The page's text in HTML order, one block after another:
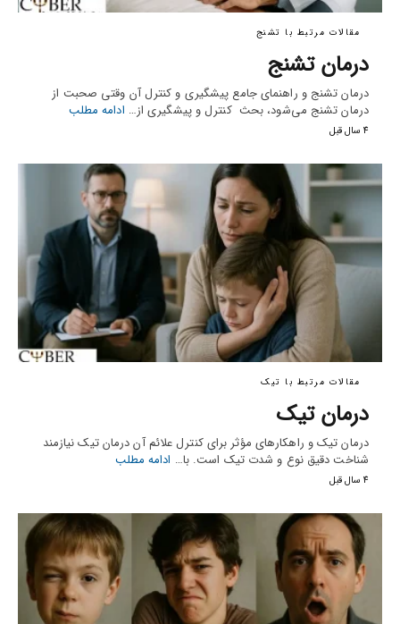
مقالات مرتبط با تشنج
درمان تشنج
درمان تشنج و راهنمای جامع پیشگیری و کنترل آن وقتی صحبت از
درمان تشنج می‌شود، بحث کنترل و پیشگیری از… ادامه مطلب
4 سال قبل
مقالات مرتبط با تیک
درمان تیک
درمان تیک و راهکارهای مؤثر برای کنترل علائم آن درمان تیک نیازمند
شناخت دقیق نوع و شدت تیک است. با… ادامه مطلب
4 سال قبل